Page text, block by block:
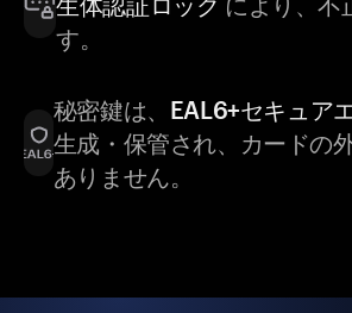
す。
秘密鍵は、 EAL6+セキュア
生成・保管され、カードの
ありません。